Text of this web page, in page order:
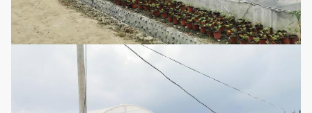
15 Film-rollend systeem
Eleltrodynamisch
kettingstype,